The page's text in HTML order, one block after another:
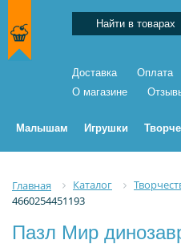
Доставка Оплата
О магазине
Малышам Игрушки
Главная Каталог
4660254451193
Пазл Мир